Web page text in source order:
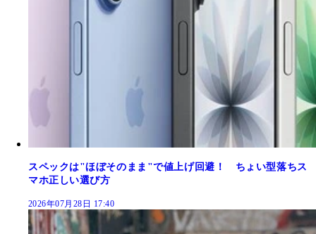
スペックは"ほぼそのまま"で値上げ回避！ ちょい型落ちス
マホ正しい選び方
2026年07月28日 17:40